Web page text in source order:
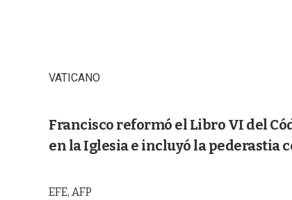
VATICANO
Francisco reformó el Libro VI del
en la Iglesia e incluyó la pederastia
EFE, AFP